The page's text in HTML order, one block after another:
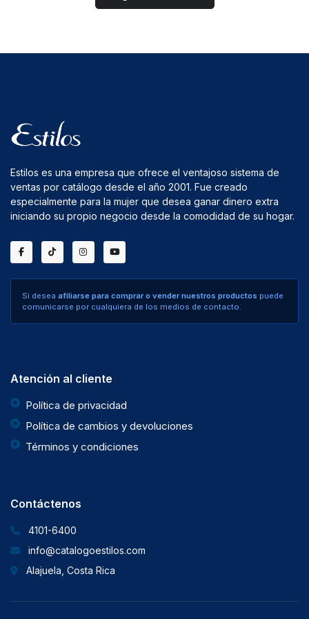
Estilos es una empresa que ofrece el ventajoso sistema de
ventas por catálogo desde el año 2001. Fue creado
especialmente para la mujer que desea ganar dinero extra
iniciando su propio negocio desde la comodidad de su hogar.
Si desea afiliarse para comprar o vender nuestros productos puede
comunicarse por cualquiera de los medios de contacto.
Atención al cliente
Política de privacidad
Política de cambios y devoluciones
Términos y condiciones
Contáctenos
4101-6400
info@catalogoestilos.com
Alajuela, Costa Rica